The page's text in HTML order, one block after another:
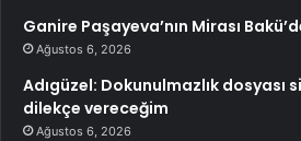
Ganire Paşayeva’nın Mirası
Ağustos 6, 2026
Adıgüzel: Dokunulmazlık dosyası
dilekçe vereceğim
Ağustos 6, 2026